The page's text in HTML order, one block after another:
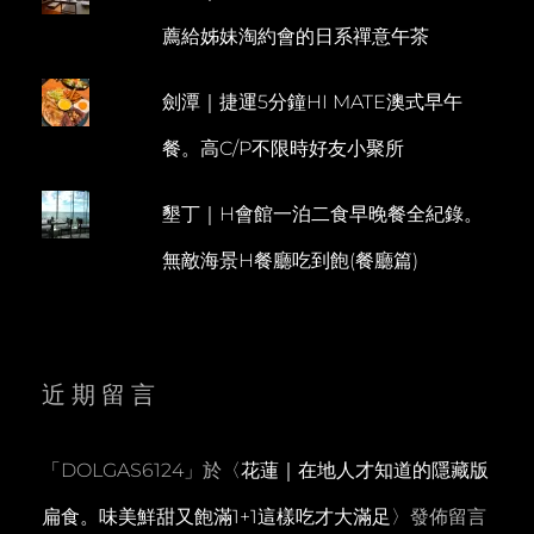
薦給姊妹淘約會的日系禪意午茶
劍潭｜捷運5分鐘HI MATE澳式早午
餐。高C/P不限時好友小聚所
墾丁｜H會館一泊二食早晚餐全紀錄。
無敵海景H餐廳吃到飽(餐廳篇)
近期留言
「DOLGAS6124」於〈花蓮｜在地人才知道的隱藏版
扁食。味美鮮甜又飽滿1+1這樣吃才大滿足 〉發佈留言